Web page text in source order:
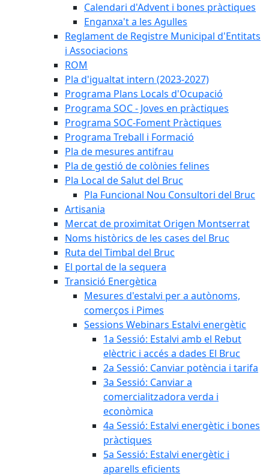
Calendari d'Advent i bones pràctiques
Enganxa't a les Agulles
Reglament de Registre Municipal d'Entitats
i Associacions
ROM
Pla d'igualtat intern (2023-2027)
Programa Plans Locals d'Ocupació
Programa SOC - Joves en pràctiques
Programa SOC-Foment Pràctiques
Programa Treball i Formació
Pla de mesures antifrau
Pla de gestió de colònies felines
Pla Local de Salut del Bruc
Pla Funcional Nou Consultori del Bruc
Artisania
Mercat de proximitat Origen Montserrat
Noms històrics de les cases del Bruc
Ruta del Timbal del Bruc
El portal de la sequera
Transició Energètica
Mesures d'estalvi per a autònoms,
comerços i Pimes
Sessions Webinars Estalvi energètic
1a Sessió: Estalvi amb el Rebut
elèctric i accés a dades El Bruc
2a Sessió: Canviar potència i tarifa
3a Sessió: Canviar a
comercialitzadora verda i
econòmica
4a Sessió: Estalvi energètic i bones
pràctiques
5a Sessió: Estalvi energètic i
aparells eficients